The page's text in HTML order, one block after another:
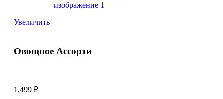
Увеличить
Овощное Ассорти
1,499 ₽